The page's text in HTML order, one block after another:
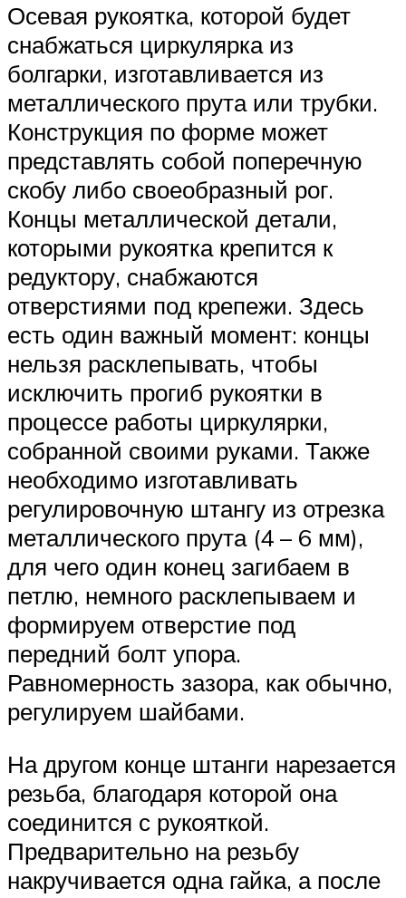
Осевая рукоятка, которой будет
снабжаться циркулярка из
болгарки, изготавливается из
металлического прута или трубки.
Конструкция по форме может
представлять собой поперечную
скобу либо своеобразный рог.
Концы металлической детали,
которыми рукоятка крепится к
редуктору, снабжаются
отверстиями под крепежи. Здесь
есть один важный момент: концы
нельзя расклепывать, чтобы
исключить прогиб рукоятки в
процессе работы циркулярки,
собранной своими руками. Также
необходимо изготавливать
регулировочную штангу из отрезка
металлического прута (4 – 6 мм),
для чего один конец загибаем в
петлю, немного расклепываем и
формируем отверстие под
передний болт упора.
Равномерность зазора, как обычно,
регулируем шайбами.
На другом конце штанги нарезается
резьба, благодаря которой она
соединится с рукояткой.
Предварительно на резьбу
накручивается одна гайка, а после